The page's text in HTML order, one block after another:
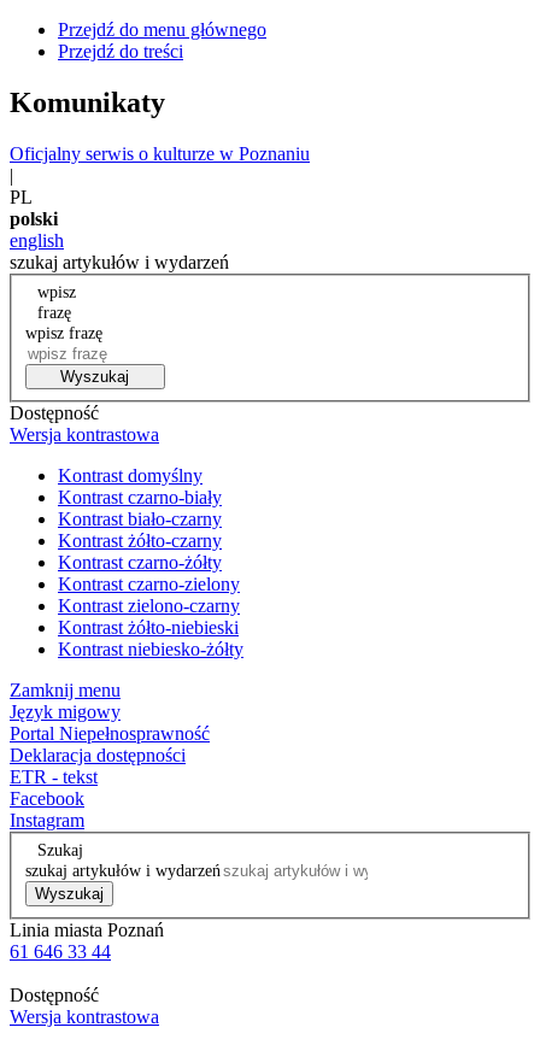
Przejdź do menu głównego
Przejdź do treści
Komunikaty
Oficjalny serwis o kulturze w Poznaniu
|
PL
polski
english
szukaj artykułów i wydarzeń
wpisz
frazę
wpisz frazę
Wyszukaj
Dostępność
Wersja kontrastowa
Kontrast domyślny
Kontrast czarno-biały
Kontrast biało-czarny
Kontrast żółto-czarny
Kontrast czarno-żółty
Kontrast czarno-zielony
Kontrast zielono-czarny
Kontrast żółto-niebieski
Kontrast niebiesko-żółty
Zamknij menu
Język migowy
Portal Niepełnosprawność
Deklaracja dostępności
ETR - tekst
Facebook
Instagram
Szukaj
szukaj artykułów i wydarzeń
Wyszukaj
Linia miasta Poznań
61 646 33 44
Dostępność
Wersja kontrastowa